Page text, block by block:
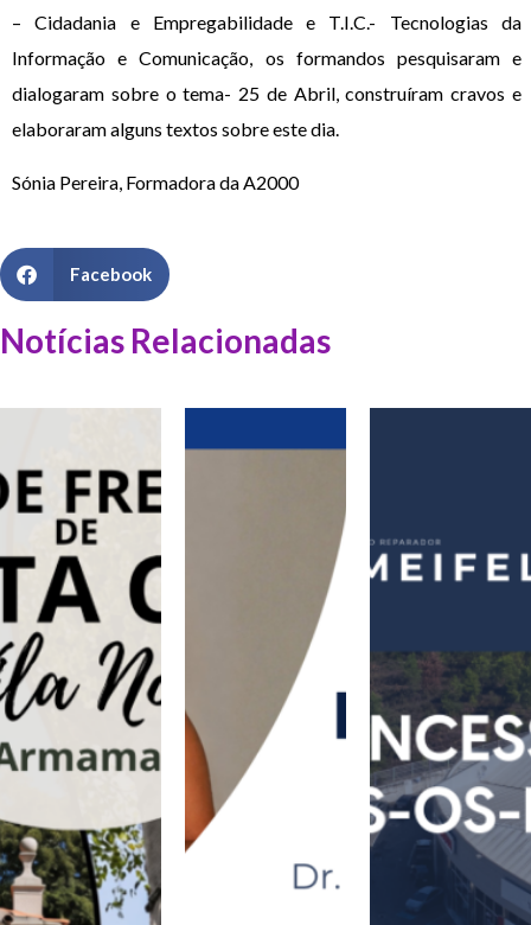
– Cidadania e Empregabilidade e T.I.C.- Tecnologias da
Informação e Comunicação, os formandos pesquisaram e
dialogaram sobre o tema- 25 de Abril, construíram cravos e
elaboraram alguns textos sobre este dia.
Sónia Pereira, Formadora da A2000
Facebook
Notícias Relacionadas